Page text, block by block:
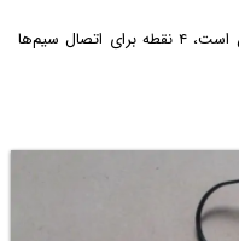
هدست و هندزفری که دارای میکروفون است، ۴ نقطه برای اتصال سیم‌ها